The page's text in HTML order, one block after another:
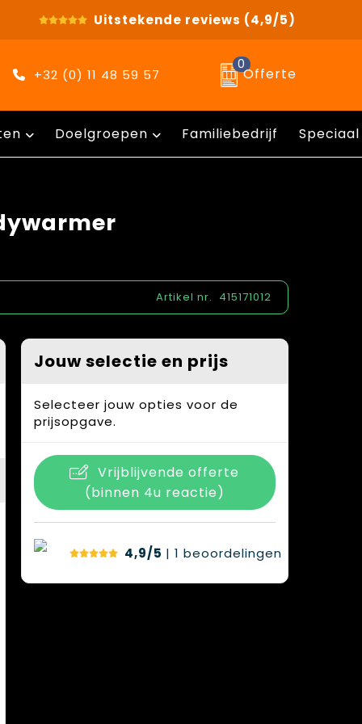
Uitstekende reviews (4,9/5)
+32 (0) 11 48 59 57
0
Offerte
Doelgroepen Familiebedrijf
Artikel nr. 415171012
Jouw selectie en prijs
Selecteer jouw opties voor de
prijsopgave.
Vrijblijvende offerte
(binnen 4u reactie)
4,9/5 | 1 beoordelingen